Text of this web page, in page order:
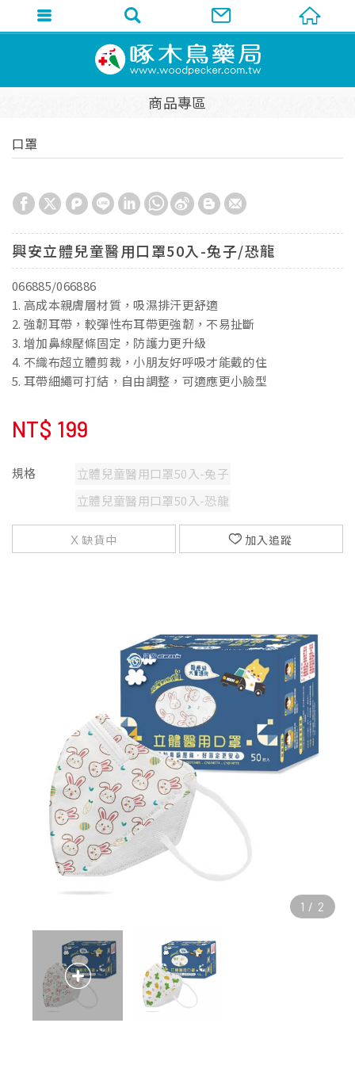
商品專區
口罩
興安立體兒童醫用口罩50入-兔子/恐龍
066885/066886
1. 高成本親膚層材質，吸濕排汗更舒適
2. 強韌耳帶，較彈性布耳帶更強韌，不易扯斷
3. 增加鼻線壓條固定，防護力更升級
4. 不織布超立體剪裁，小朋友好呼吸才能戴的住
5. 耳帶細繩可打結，自由調整，可適應更小臉型
NT$ 199
規格
立體兒童醫用口罩50入-兔子
立體兒童醫用口罩50入-恐龍
缺貨中 加入追蹤
1 / 2